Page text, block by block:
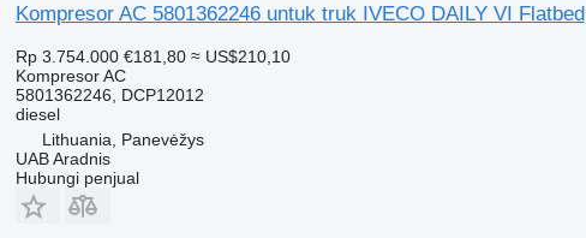
Kompresor AC 5801362246 untuk truk IVECO DAILY VI Flatbed
Rp 3.754.000 €181,80 ≈ US$210,10
Kompresor AC
5801362246, DCP12012
diesel
Lithuania, Panevėžys
UAB Aradnis
Hubungi penjual